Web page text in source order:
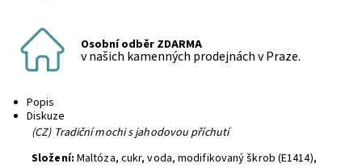
Osobní odběr ZDARMA
v našich kamenných prodejnách v Praze.
Popis
Diskuze
(CZ) Tradiční mochi s jahodovou příchutí
Složení: Maltóza, cukr, voda, modifikovaný škrob (E1414),